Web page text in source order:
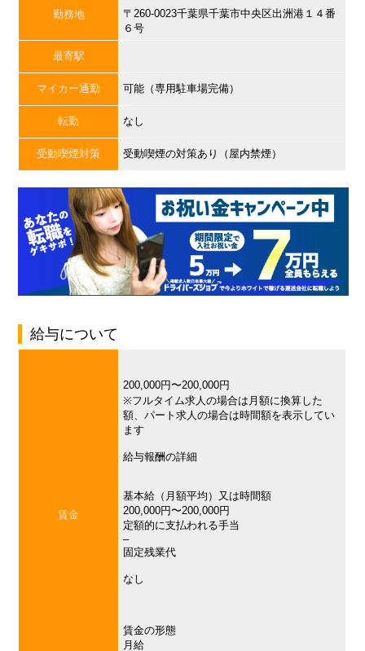
勤務地
〒260-0023千葉県千葉市中央区出洲港１４番
６号
最寄駅
マイカー通勤 可能（専用駐車場完備）
転勤 なし
受動喫煙対策 受動喫煙の対策あり（屋内禁煙）
給与について
賃金
200,000円〜200,000円
※フルタイム求人の場合は月額に換算した
額、パート求人の場合は時間額を表示してい
ます
給与報酬の詳細
基本給（月額平均）又は時間額
200,000円〜200,000円
定額的に支払われる手当
–
固定残業代
なし
賃金の形態
月給